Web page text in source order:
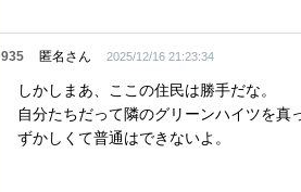
935 匿名さん 2025/12/16 21:23:34
しかしまあ、ここの住民は勝手だな。
自分たちだって隣のグリーンハイツを
ずかしくて普通はできないよ。